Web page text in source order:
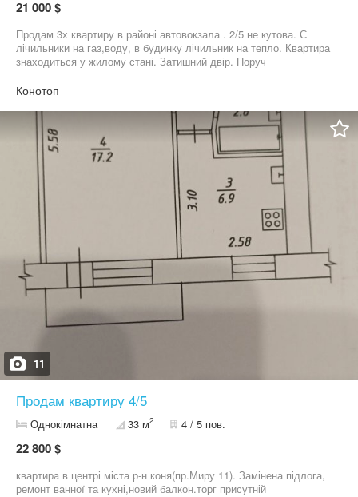
21 000 $
Продам 3х квартиру в районі автовокзала . 2/5 не кутова. Є
лічильники на газ,воду, в будинку лічильник на тепло. Квартира
знаходиться у жилому стані. Затишний двір. Поруч
Конотоп
11
Продам квартиру 4/5
Однокімнатна 33 м2 4 / 5 пов.
22 800 $
квартирa в центрі міста р-н коня(пр.Миру 11). Замінена підлога,
ремонт ванної та кухні,новий балкон.торг присутній